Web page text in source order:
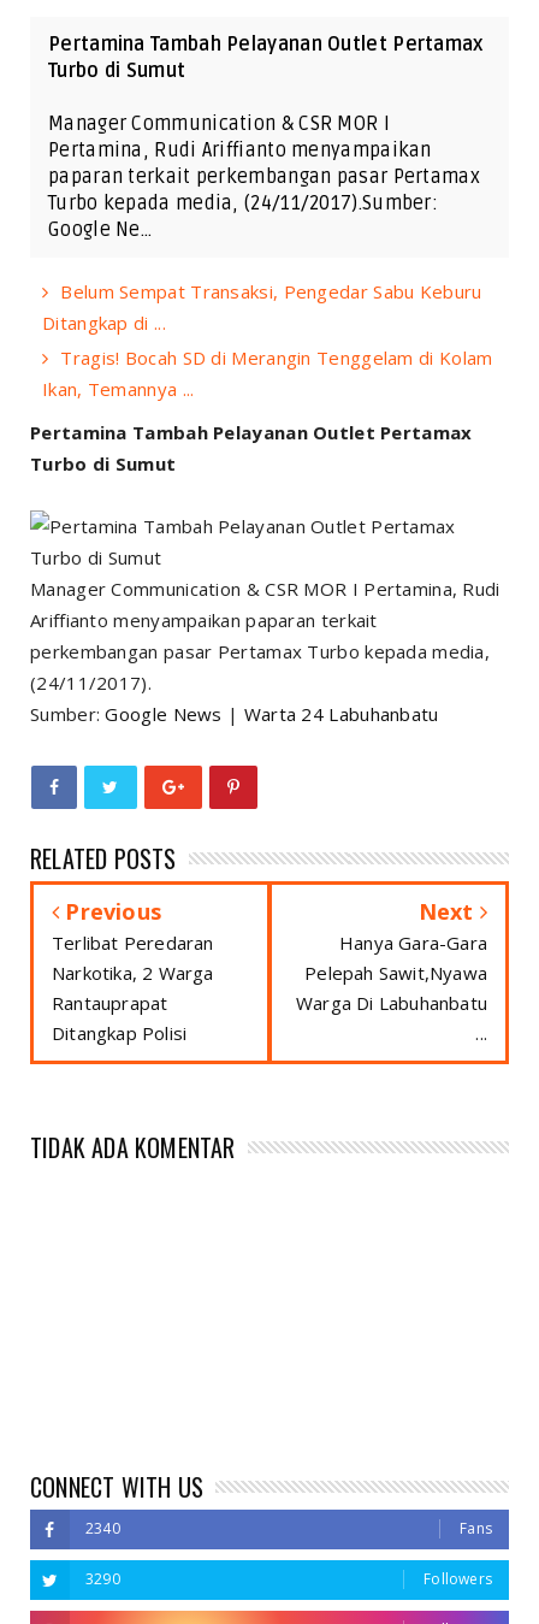
Pertamina Tambah Pelayanan Outlet Pertamax
Turbo di Sumut
Manager Communication & CSR MOR I
Pertamina, Rudi Ariffianto menyampaikan
paparan terkait perkembangan pasar Pertamax
Turbo kepada media, (24/11/2017).Sumber:
Google Ne…
Belum Sempat Transaksi, Pengedar Sabu Keburu
Ditangkap di ...
Tragis! Bocah SD di Merangin Tenggelam di Kolam
Ikan, Temannya ...
Pertamina Tambah Pelayanan Outlet Pertamax
Turbo di Sumut
Manager Communication & CSR MOR I Pertamina, Rudi
Ariffianto menyampaikan paparan terkait
perkembangan pasar Pertamax Turbo kepada media,
(24/11/2017).
Sumber:Google News | Warta 24 Labuhanbatu
RELATED POSTS
Previous
Terlibat Peredaran
Narkotika, 2 Warga
Rantauprapat
Ditangkap Polisi
Next
Hanya Gara-Gara
Pelepah Sawit,Nyawa
Warga Di Labuhanbatu
...
TIDAK ADA KOMENTAR
CONNECT WITH US
2340 Fans
3290 Followers